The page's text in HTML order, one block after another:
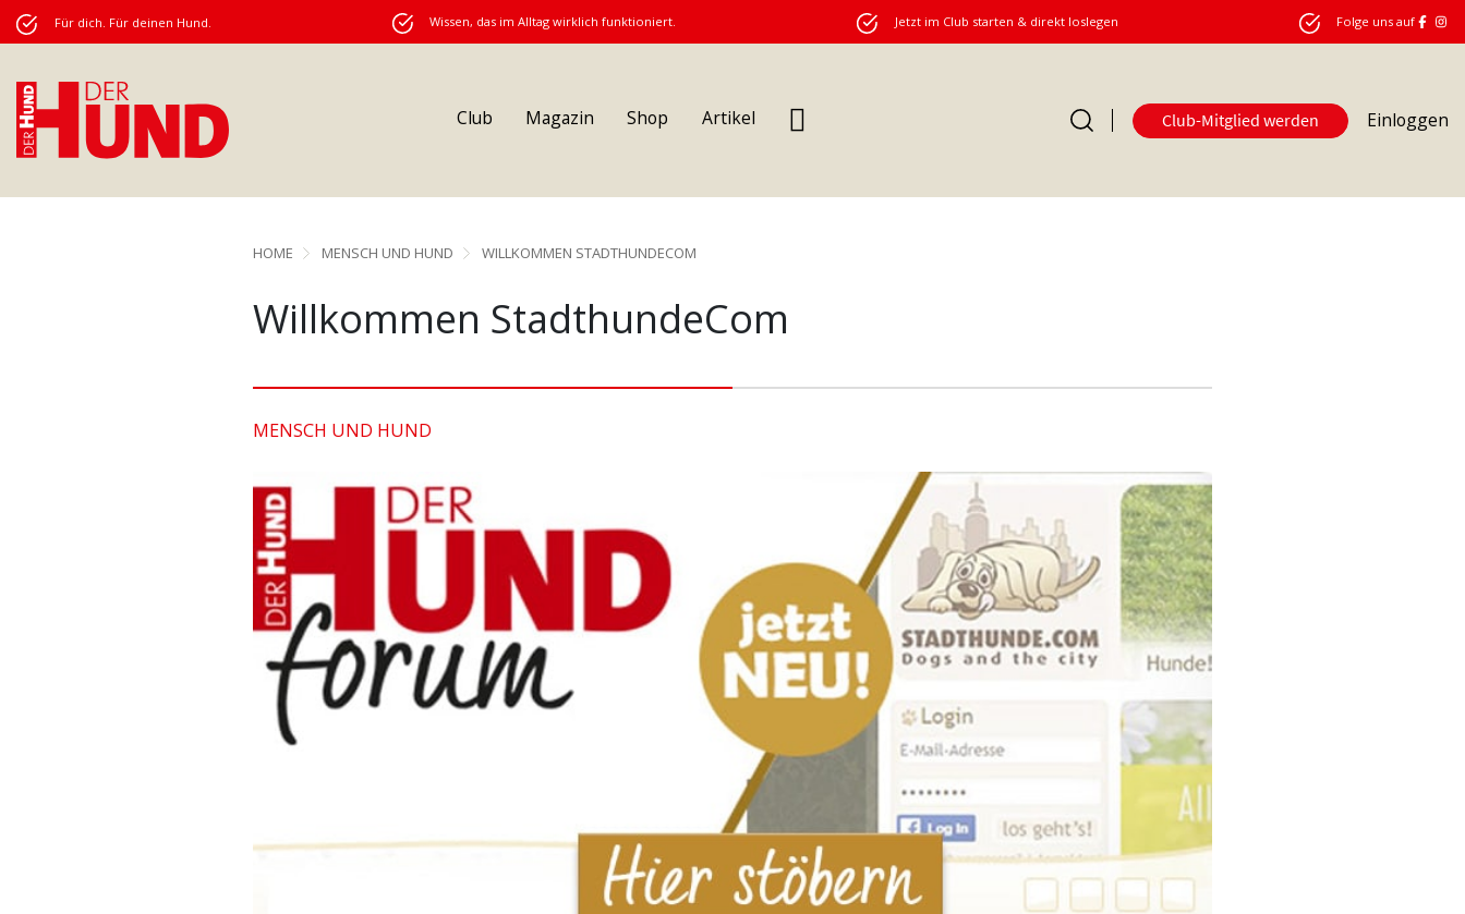
Für dich. Für deinen Hund. Wissen, das im Alltag wirklich funktioniert. Jetzt im Club starten & direkt loslegen Folge uns auf
Club Magazin Shop Artikel Club-Mitglied werden Einloggen
HOME MENSCH UND HUND WILLKOMMEN STADTHUNDECOM
Willkommen StadthundeCom
MENSCH UND HUND